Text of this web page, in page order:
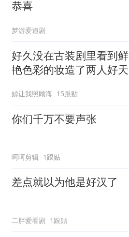
恭喜
梦游爱追剧
好久没在古装剧里看到鲜
艳色彩的妆造了️两人好天
鲸让我照顾海 15跟贴
你们千万不要声张
呵呵剪辑 1跟贴
差点就以为他是好汉了
二胖爱看剧 1跟贴